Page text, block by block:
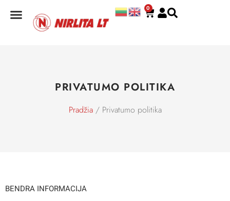
0
PRIVATUMO POLITIKA
Pradžia/ Privatumo politika
BENDRA INFORMACIJA